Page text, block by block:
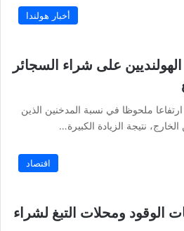
أخبار هولندا
على شراء السجائر
ارتفاعا ملحوظا في نسبة المدخنين الذين
نتيجة الزيادة الكبيرة…
اقتصاد
الوقود ومحلات التبغ لشراء